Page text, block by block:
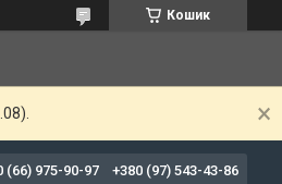
Кошик
(66) 975-90-97 +380 (97) 543-43-86